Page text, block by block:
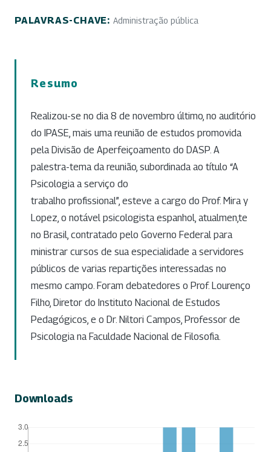
PALAVRAS-CHAVE: Administração pública
Resumo
Realizou-se no dia 8 de novembro último, no auditório
do IPASE, mais uma reunião de estudos promovida
pela Divisão de Aperfeiçoamento do DASP. A
palestra-tema da reunião, subordinada ao título “A
Psicologia a serviço do
trabalho profissional”, esteve a cargo do Prof. Mira y
Lopez, o notável psicologista espanhol, atualmen,te
no Brasil, contratado pelo Governo Federal para
ministrar cursos de sua especialidade a servidores
públicos de varias repartições interessadas no
mesmo campo. Foram debatedores o Prof. Lourenço
Filho, Diretor do Instituto Nacional de Estudos
Pedagógicos, e o Dr. Niltori Campos, Professor de
Psicologia na Faculdade Nacional de Filosofia.
Downloads